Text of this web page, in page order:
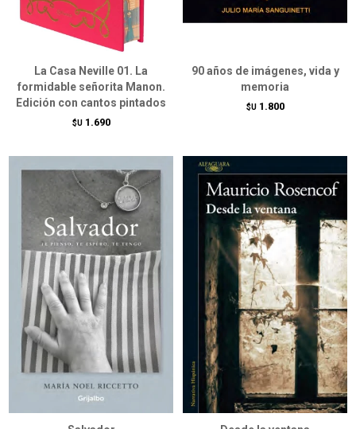
La Casa Neville 01. La
formidable señorita Manon.
Edición con cantos pintados
$U 1.690
90 años de imágenes, vida y
memoria
$U 1.800